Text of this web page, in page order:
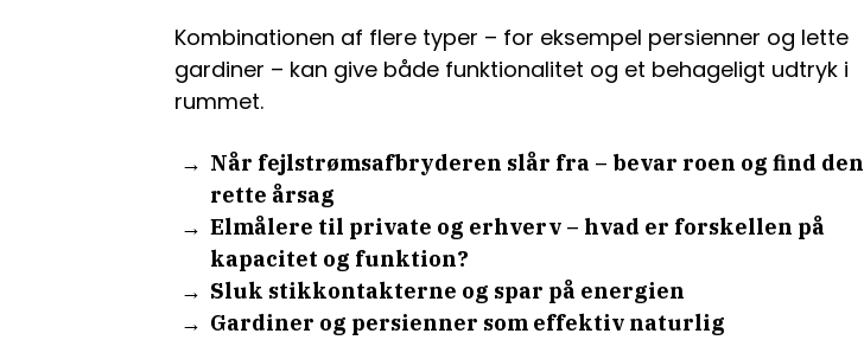
Kombinationen af flere typer – for eksempel persienner og lette
gardiner – kan give både funktionalitet og et behageligt udtryk i
rummet.
Når fejlstrømsafbryderen slår fra – bevar roen og find den
rette årsag
Elmålere til private og erhverv – hvad er forskellen på
kapacitet og funktion?
Sluk stikkontakterne og spar på energien
Gardiner og persienner som effektiv naturlig